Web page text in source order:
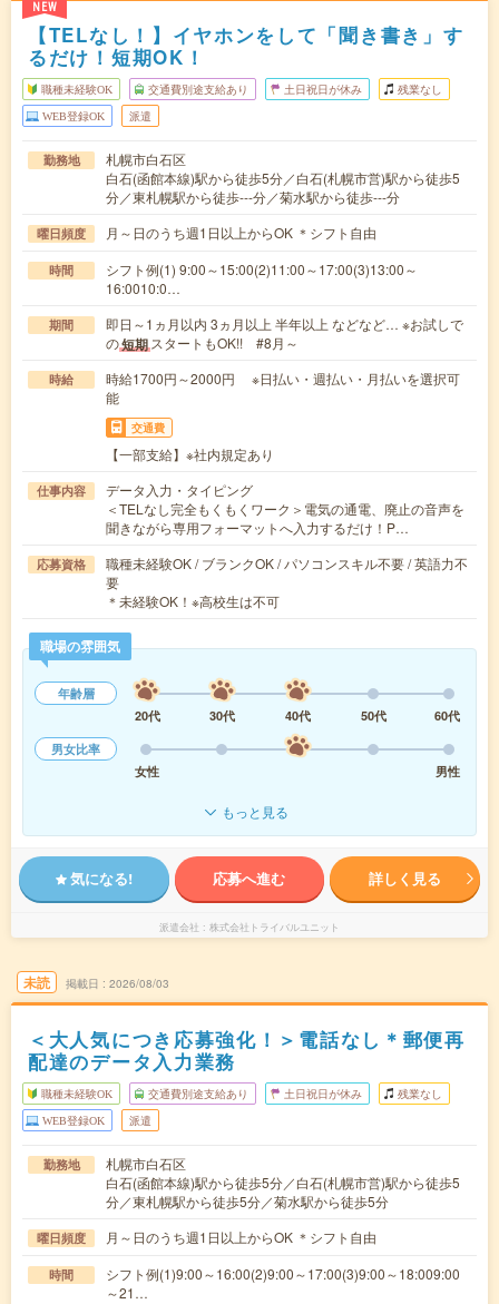
NEW
【TELなし！】イヤホンをして「聞き書き」す
るだけ！短期OK！
職種未経験OK 交通費別途支給あり 土日祝日が休み 残業なし
WEB登録OK 派遣
勤務地
札幌市白石区
白石(函館本線)駅から徒歩5分／白石(札幌市営)駅から徒歩5
分／東札幌駅から徒歩---分／菊水駅から徒歩---分
曜日頻度 月～日のうち週1日以上からOK ＊シフト自由
時間
シフト例(1) 9:00～15:00(2)11:00～17:00(3)13:00～
16:0010:0…
期間
即日～1ヵ月以内 3ヵ月以上 半年以上 などなど… ※お試しで
の短期 スタートもOK!! #8月～
時給
時給1700円～2000円 ※日払い・週払い・月払いを選択可
能
交通費
【一部支給】※社内規定あり
仕事内容
データ入力・タイピング
＜TELなし完全もくもくワーク＞電気の通電、廃止の音声を
聞きながら専用フォーマットへ入力するだけ！P…
応募資格
職種未経験OK / ブランクOK / パソコンスキル不要 / 英語力不
要
＊未経験OK！※高校生は不可
職場の雰囲気
年齢層
20代
30代 40代 50代
60代
男女比率
女性
男性
もっと見る
気になる! 応募へ進む 詳しく見る
派遣会社 株式会社トライバルユニット
未読 掲載日 2026/08/03
＜大人気につき応募強化！＞電話なし＊郵便再
配達のデータ入力業務
職種未経験OK 交通費別途支給あり 土日祝日が休み 残業なし
WEB登録OK 派遣
勤務地
札幌市白石区
白石(函館本線)駅から徒歩5分／白石(札幌市営)駅から徒歩5
分／東札幌駅から徒歩5分／菊水駅から徒歩5分
曜日頻度 月～日のうち週1日以上からOK ＊シフト自由
時間
シフト例(1)9:00～16:00(2)9:00～17:00(3)9:00～18:009:00
～21…